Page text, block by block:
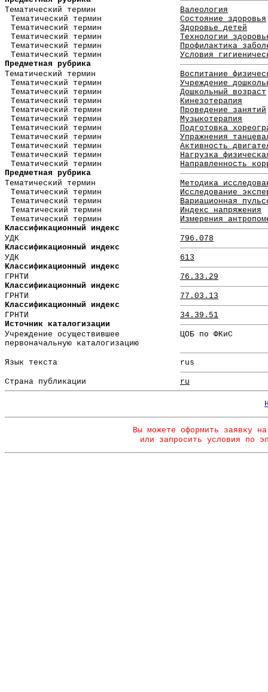
Тематический термин
Валеология
Тематический термин
Состояние здоровья
Тематический термин
Здоровье детей
Тематический термин
Технологии
Тематический термин
Профилактика
Тематический термин
Условия
Предметная рубрика
Тематический термин
Воспитание
Тематический термин
Учреждение
Тематический термин
Дошкольный возраст
Тематический термин
Кинезотерапия
Тематический термин
Проведение занятий
Тематический термин
Музыкотерапия
Тематический термин
Подготовка
Тематический термин
Упражнения
Тематический термин
Активность
Тематический термин
Нагрузка
Тематический термин
Направленность
Предметная рубрика
Тематический термин
Методика
Тематический термин
Исследование
Тематический термин
Вариационная
Тематический термин
Индекс напряжения
Тематический термин
Измерения
Классификационный индекс
УДК
796.078
Классификационный индекс
УДК
613
Классификационный индекс
ГРНТИ
76.33.29
Классификационный индекс
ГРНТИ
77.03.13
Классификационный индекс
ГРНТИ
34.39.51
Источник каталогизации
Учреждение осуществившее
первоначальную каталогизацию
ЦОБ по ФКиС
Язык текста rus
Страна публикации ru
Вы можете оформить заявку
или запросить условия по